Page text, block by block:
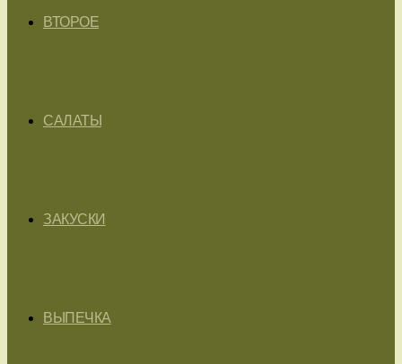
ВТОРОЕ
САЛАТЫ
ЗАКУСКИ
ВЫПЕЧКА